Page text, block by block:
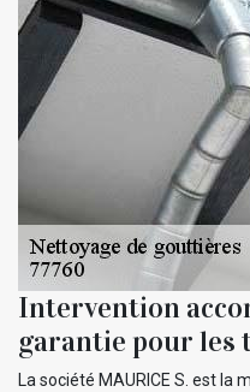
Intervention
garantie pour les
La société MAURICE S. est la